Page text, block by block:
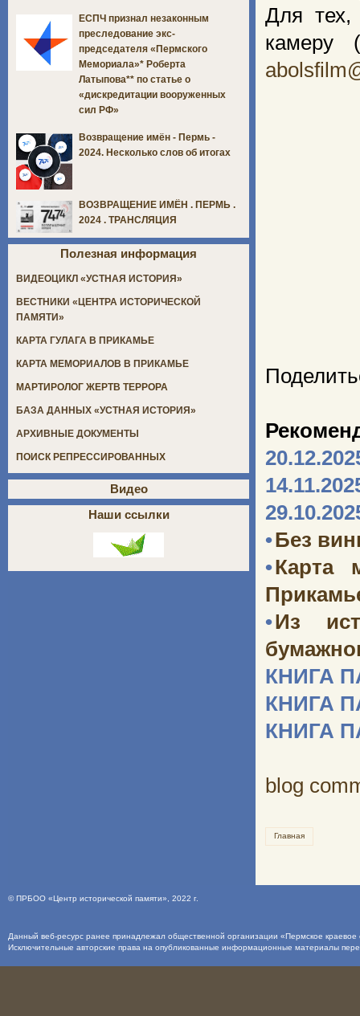
Для тех,
камеру
•Без
•Карта
•Из
КНИГА
КНИГА
КНИГА
blog
Главная
ЕСПЧ признал незаконным
преследование экс-
председателя «Пермского
Мемориала»* Роберта
Латыпова** по статье о
«дискредитации вооруженных
сил РФ»
Возвращение имён - Пермь -
2024. Несколько слов об итогах
ВОЗВРАЩЕНИЕ ИМЁН . ПЕРМЬ .
2024 . ТРАНСЛЯЦИЯ
Полезная информация
ВИДЕОЦИКЛ «УСТНАЯ ИСТОРИЯ»
ВЕСТНИКИ «ЦЕНТРА ИСТОРИЧЕСКОЙ
ПАМЯТИ»
КАРТА ГУЛАГА В ПРИКАМЬЕ
КАРТА МЕМОРИАЛОВ В ПРИКАМЬЕ
МАРТИРОЛОГ ЖЕРТВ ТЕРРОРА
БАЗА ДАННЫХ «УСТНАЯ ИСТОРИЯ»
АРХИВНЫЕ ДОКУМЕНТЫ
ПОИСК РЕПРЕССИРОВАННЫХ
Видео
Наши ссылки
©ПРБОО «Центр исторической памяти» , 2022 г.
Данный веб-ресурс ранее принадлежал общественной организации «Пермское
Исключительные авторские права на опубликованные информационные материалы